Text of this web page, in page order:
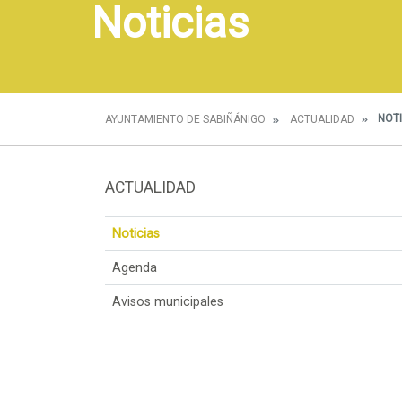
Noticias
AYUNTAMIENTO DE SABIÑÁNIGO ACTUALIDAD
ACTUALIDAD
Noticias
Agenda
Avisos municipales